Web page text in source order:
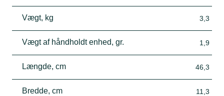
Vægt, kg 3,3
Vægt af håndholdt enhed, gr. 1,9
Længde, cm 46,3
Bredde, cm 11,3